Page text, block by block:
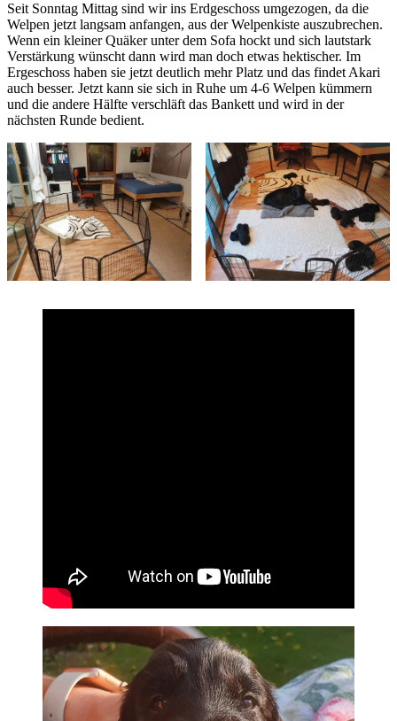
Seit Sonntag Mittag sind wir ins Erdgeschoss umgezogen, da die
Welpen jetzt langsam anfangen, aus der Welpenkiste auszubrechen.
Wenn ein kleiner Quäker unter dem Sofa hockt und sich lautstark
Verstärkung wünscht dann wird man doch etwas hektischer. Im
Ergeschoss haben sie jetzt deutlich mehr Platz und das findet Akari
auch besser. Jetzt kann sie sich in Ruhe um 4-6 Welpen kümmern
und die andere Hälfte verschläft das Bankett und wird in der
nächsten Runde bedient.